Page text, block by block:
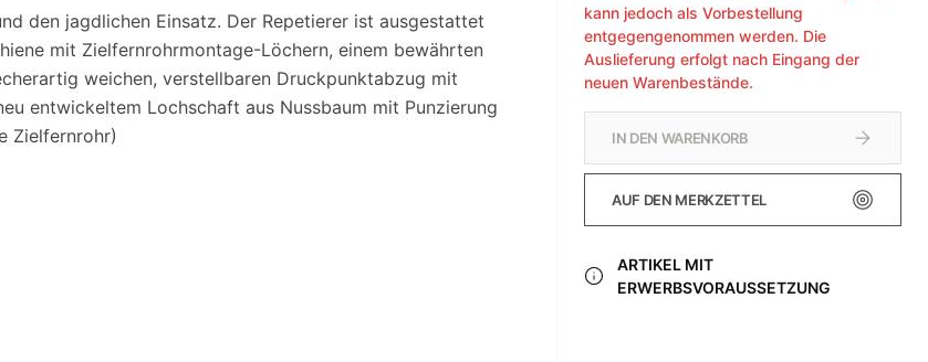
den jagdlichen Einsatz. Der Repetierer ist ausgestattet
mit Zielfernrohrmontage-Löchern, einem bewährten
weichen, verstellbaren Druckpunktabzug mit
entwickeltem Lochschaft aus Nussbaum mit Punzierung
Zielfernrohr)
kann jedoch als Vorbestellung
entgegengenommen werden. Die
Auslieferung erfolgt nach Eingang der
neuen Warenbestände.
IN DEN WARENKORB
AUF DEN MERKZETTEL
ARTIKEL MIT
ERWERBSVORAUSSETZUNG